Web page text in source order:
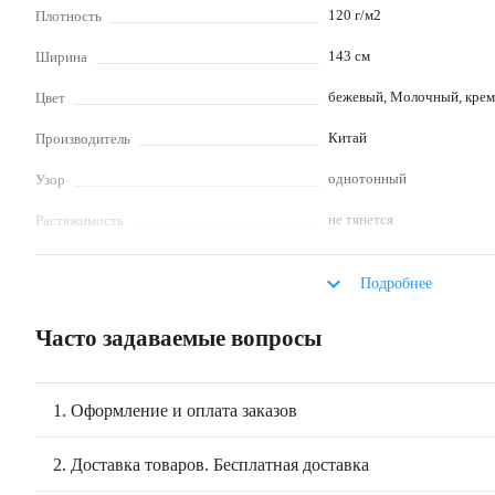
Плотность 120 г/м2
Ширина 143 см
Цвет бежевый, Молочный,
Производитель Китай
Узор однотонный
Растяжимость не тянется
мало мнется
Уход за изделиями из
ткани
не отбеливать,
Муслин двухслойный «Светлая карамель» - легкая однотонная ткань
keyboard_arrow_down Подробнее
Часто задаваемые вопросы
1. Оформление и оплата заказов
2. Доставка товаров. Бесплатная доставка